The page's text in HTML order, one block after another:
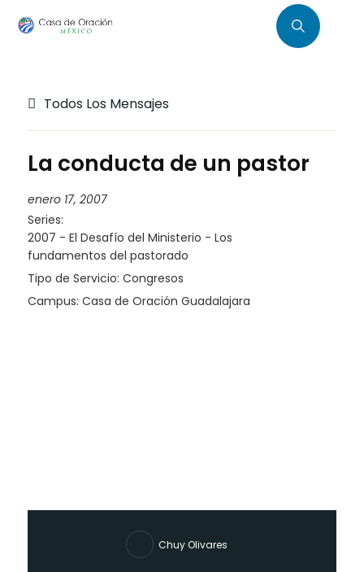
Todos Los Mensajes
La conducta de un pastor
enero 17, 2007
Series:
2007 - El Desafío del Ministerio - Los
fundamentos del pastorado
Tipo de Servicio: Congresos
Campus: Casa de Oración Guadalajara
Chuy Olivares